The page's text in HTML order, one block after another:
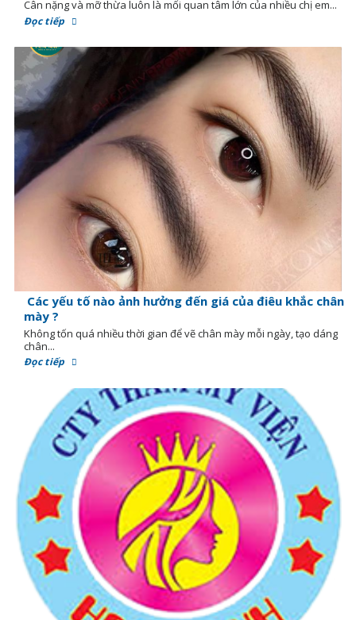
Cân nặng và mỡ thừa luôn là mối quan tâm lớn của nhiều chị em...
Đọc tiếp
Các yếu tố nào ảnh hưởng đến giá của điêu khắc chân
mày ?
Không tốn quá nhiều thời gian để vẽ chân mày mỗi ngày, tạo dáng
chân...
Đọc tiếp